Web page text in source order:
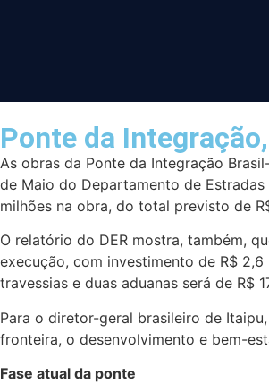
Ponte da
As obras da Ponte da Integração
de Maio do Departamento de
milhões na obra, do total previsto de
O relatório do DER mostra, também,
execução, com investimento de R$
travessias e duas aduanas será de R$
Para o diretor-geral brasileiro de
fronteira, o desenvolvimento e bem-
Fase atual da ponte